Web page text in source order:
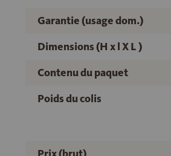
Garantie (usage dom.)
Dimensions (H x l X L )
Contenu du paquet
Poids du colis